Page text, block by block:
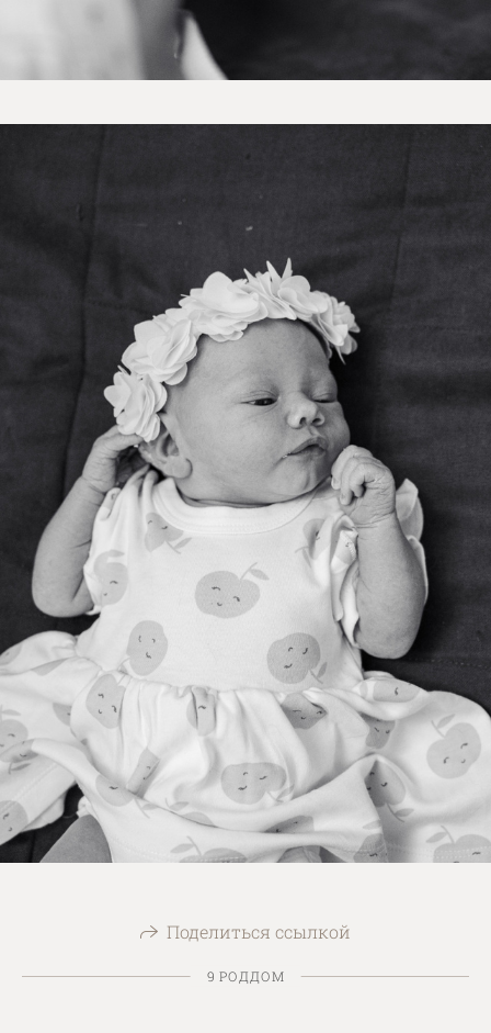
Поделиться ссылкой
9 РОДДОМ